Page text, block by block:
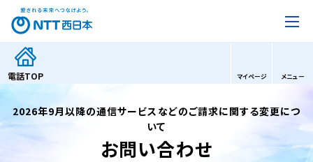
電話TOP マイページ メニュー
2026年9月以降の通信サービスなどのご請求に関する変更につ
いて
お問い合わせ